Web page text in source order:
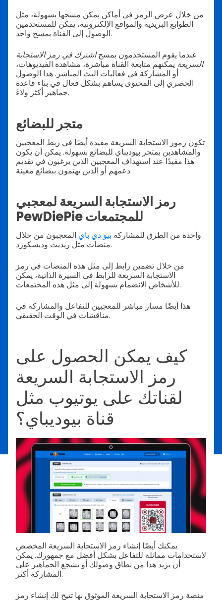
من خلال عرض الرمز في أماكن يمكن مسحها بسهولة، مثل
الطوابع البريدية والمواقع الإلكترونية، يمكن للمستخدمين
الوصول إلى القناة بمسح واحد.
عندما يقوم المستخدمون بمسحاشترك في رمز الاستجابة
السريعة يمكنهم متابعة القناة مباشرة، مشاهدة الفيديوهات،
أو المشاركة في فعاليات البث المباشر. هذا الوصول
الحصري إلى المحتوى يساهم بشكل فعال في بناء قاعدة
جماهير أكثر ولاءً.
متجر للبضائع
تكون رموز الاستجابة السريعة مفيدة أيضًا في ربط المعجبين
والمشاهدين بمتجر بيوديباي للبضائع بسهولة. يمكن أن يكون
هذا مفيدًا عند استهداف المعجبين الذين يرغبون في تقديم
دعمهم أو الذين يهتمون ببضائع معينة.
رمز الاستجابة السريعة لمعجبي
PewDiePie للمجتمعات
واحدة من الطرق للمشاركة بيو دي باي المعجبون من خلال
منصات مثل ريديت وديسكورد.
من خلال تضمين رابط إلى مثل هذه المنصات في رمز
الاستجابة السريعة للرابط في السيرة الذاتية، يمكن
للأشخاص الانضمام بسهولة إلى مثل هذه المجتمعات.
هذا أيضًا مسار مباشر للمعجبين للتفاعل والمشاركة في
مناقشات في الوقت الحقيقي.
كيف يمكن الحصول على
رمز الاستجابة السريعة
لقناتك على يوتيوب مثل
قناة بيوديباي؟
يمكنك أيضًا إنشاء رمز الاستجابة السريعة المخصص
لاستخدامات مماثلة للتفاعل بشكل أفضل مع جمهورك. يمكن
أن يزيد هذا من نطاق وصولك أو يشجع الجماهير على
المشاركة أكثر.
منصة رمز الاستجابة السريعة الموثوق بها تتيح لك إنشاء رمز